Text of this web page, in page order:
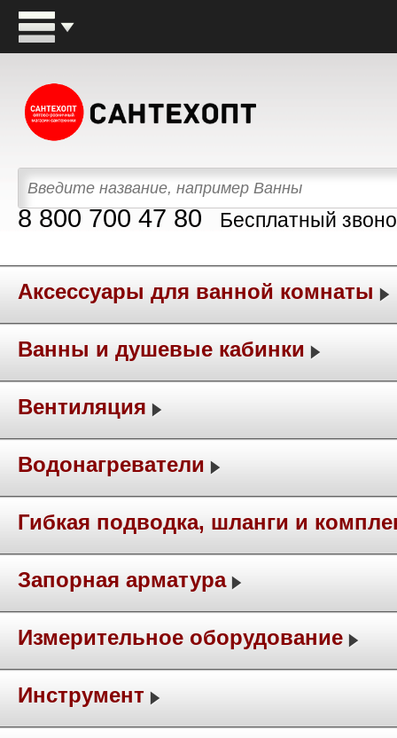
8 800 700 47 80 Бесплатный
Аксессуары для ванной комнаты
Ванны и душевые кабинки
Вентиляция
Водонагреватели
Гибкая подводка, шланги и
Запорная арматура
Измерительное оборудование
Инструмент